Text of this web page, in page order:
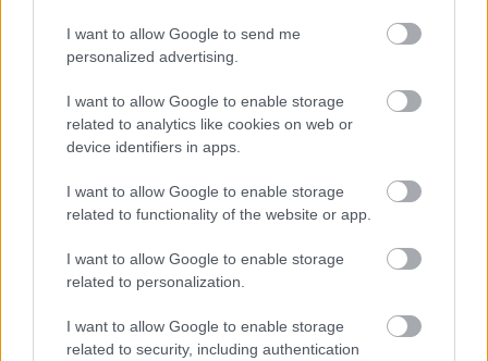
I want to allow Google to send me
personalized advertising.
I want to allow Google to enable storage
related to analytics like cookies on web or
device identifiers in apps.
I want to allow Google to enable storage
related to functionality of the website or app.
I want to allow Google to enable storage
related to personalization.
I want to allow Google to enable storage
related to security, including authentication